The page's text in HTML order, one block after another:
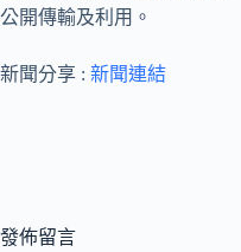
公開傳輸及利用。
新聞分享 : 新聞連結
發佈留言